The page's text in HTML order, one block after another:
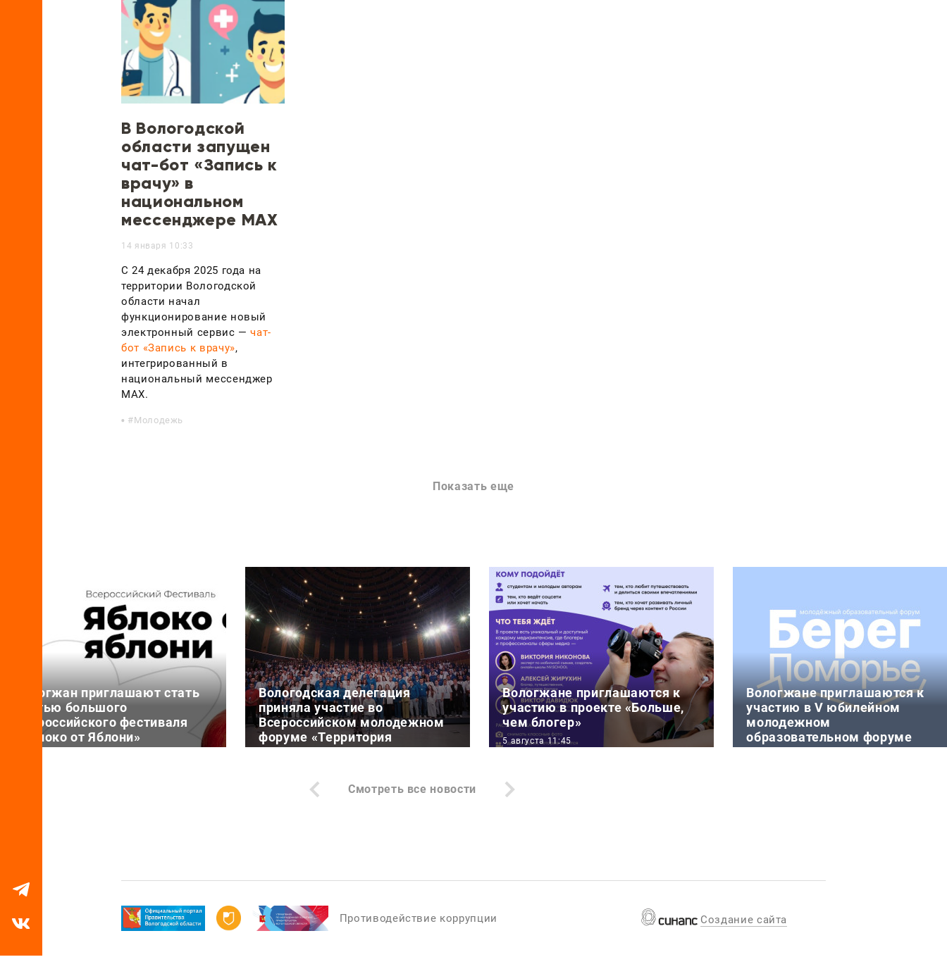
В Вологодской
области запущен
чат-бот «Запись к
врачу» в
национальном
мессенджере МАХ
14 января 10:33
С 24 декабря 2025 года на
территории Вологодской
области начал
функционирование новый
электронный сервис —чат-
бот «Запись к врачу»,
интегрированный в
национальный мессенджер
МАХ.
Молодежь
Показать еще
Вологжан приглашают стать
частью большого
Всероссийского фестиваля
«Яблоко от Яблони»
Вологодская делегация
приняла участие во
Всероссийском молодежном
форуме «Территория
смыслов»
Представители Вологодской
Вологжане приглашаются к
участию в проекте «Больше,
чем блогер»
5 августа 11:45
рамках программы Росмолодёжи
«Больше, чем путешествие» реализ
Вологжане приглашаются к
участию в V юбилейном
молодежном
образовательном форуме
«Берег»
Смотреть все новости
Противодействие коррупции Создание сайта